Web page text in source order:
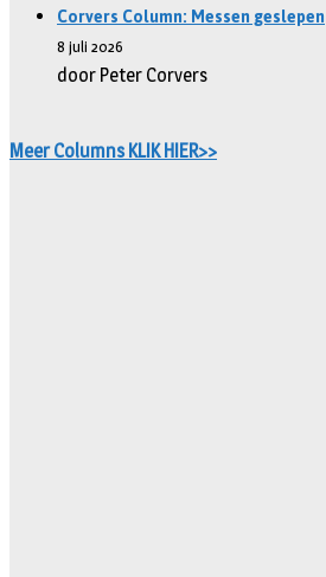
Corvers Column: Messen geslepen
8 juli 2026
door Peter Corvers
Meer Columns KLIK HIER>>